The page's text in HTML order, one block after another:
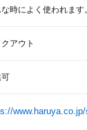
時によく使われます。
アウト